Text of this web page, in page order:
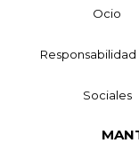
Ocio
Responsabilidad
Sociales